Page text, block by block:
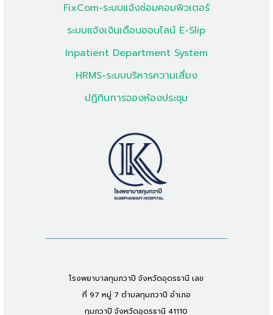
FixCom-ระบบแจ้งซ่อมคอมพิวเตอร์
ระบบแจ้งเงินเดือนออนไลน์ E-Slip
Inpatient Department System
HRMS-ระบบบริหารความเสี่ยง
ปฏิทินการจองห้องประชุม
โรงพยาบาลกุมภวาปี จังหวัดอุดรธานี เลข
ที่ 97 หมู่ 7 ตำบลกุมภวาปี อำเภอ
กุมภวาปี จังหวัดอุดรธานี 41110